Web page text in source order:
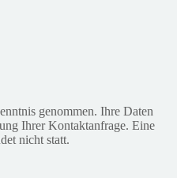
genommen. Ihre Daten
Ihrer Kontaktanfrage. Eine
nicht statt.